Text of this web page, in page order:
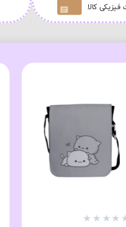
کالا
★
★
★
★